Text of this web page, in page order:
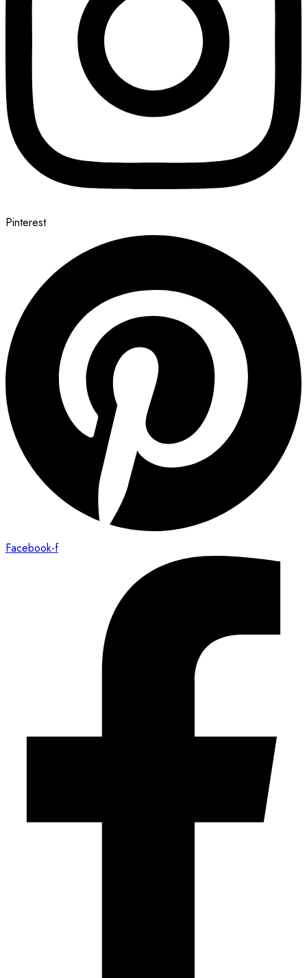
Pinterest
Facebook-f